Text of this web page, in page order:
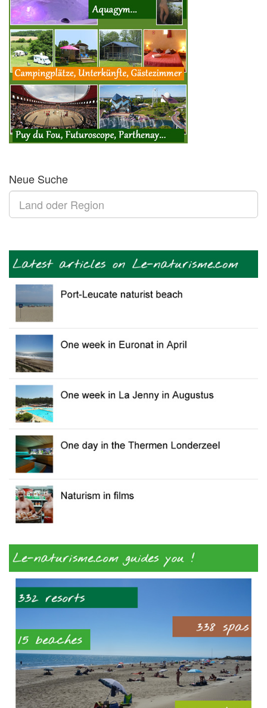
Neue Suche